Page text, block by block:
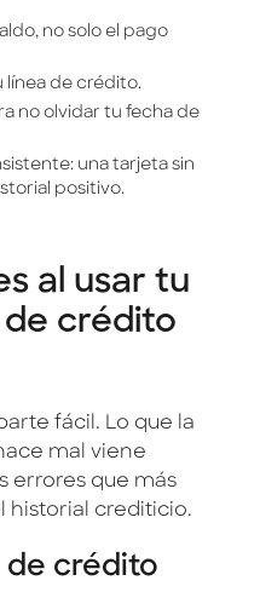
no solo el pago
línea de crédito.
no olvidar tu fecha de
una tarjeta sin
positivo.
al usar tu
crédito
fácil. Lo que la
mal viene
errores que más
historial crediticio.
de crédito